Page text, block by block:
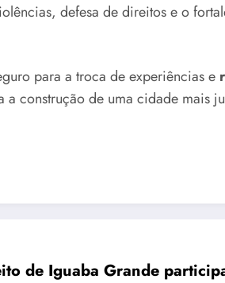
defesa de direitos e o
para a troca de experiências e
a construção de uma cidade mais
de Iguaba Grande